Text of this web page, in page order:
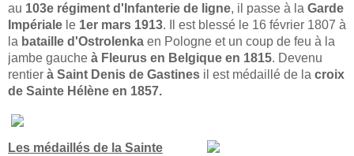
au 103e régiment d'Infanterie de ligne, il passe à la Garde
Impériale le 1er mars 1913. Il est blessé le 16 février 1807 à
la bataille d'Ostrolenka en Pologne et un coup de feu à la
jambe gauche à Fleurus en Belgique en 1815. Devenu
rentier à Saint Denis de Gastines il est médaillé de la croix
de Sainte Hélène en 1857.
Les médaillés de la Sainte